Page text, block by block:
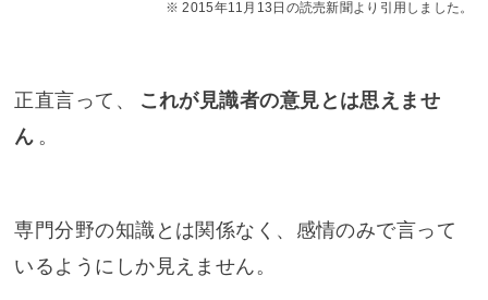
2015年11月13日の読売新聞より引用しました。
正直言って、
これが見識者の意見とは思えませ
ん 。
専門分野の知識とは関係なく、感情のみで言って
いるようにしか見えません。